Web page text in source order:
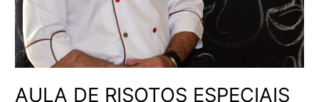
AULA DE RISOTOS ESPECIAIS
DO
PRATO